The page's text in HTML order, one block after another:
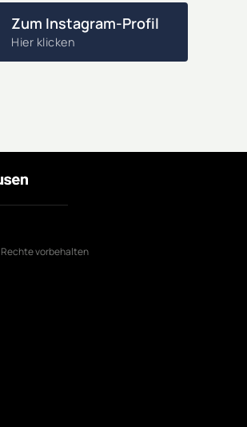
Zum Instagram-Profil
Hier klicken
Rechte vorbehalten